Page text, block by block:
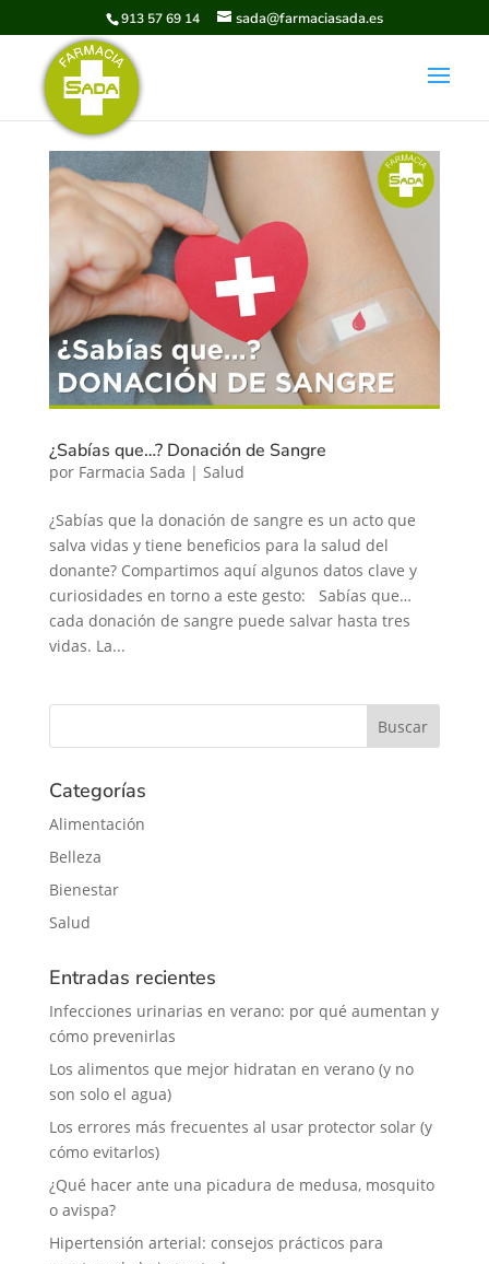
913 57 69 14 sada@farmaciasada.es
¿Sabías que…? Donación de Sangre
por Farmacia Sada | Salud
¿Sabías que la donación de sangre es un acto que
salva vidas y tiene beneficios para la salud del
donante? Compartimos aquí algunos datos clave y
curiosidades en torno a este gesto: Sabías que…
cada donación de sangre puede salvar hasta tres
vidas. La...
Categorías
Alimentación
Belleza
Bienestar
Salud
Entradas recientes
Infecciones urinarias en verano: por qué aumentan y
cómo prevenirlas
Los alimentos que mejor hidratan en verano (y no
son solo el agua)
Los errores más frecuentes al usar protector solar (y
cómo evitarlos)
¿Qué hacer ante una picadura de medusa, mosquito
o avispa?
Hipertensión arterial: consejos prácticos para